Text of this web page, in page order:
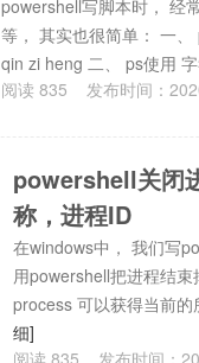
powershell写脚本时， 经
等， 其实也很简单： 一
qin zi heng 二、 ps使用
阅读835 发布时间：
powershell关闭
称，进程ID
在windows中， 我们写
用powershell把进程结
process 可以获得当前
细]
阅读835 发布时间：